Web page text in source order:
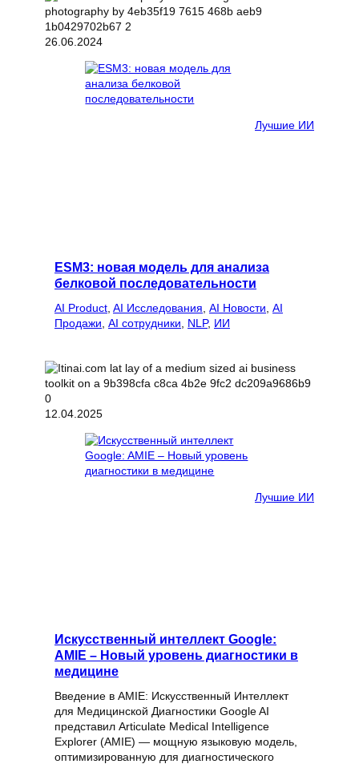
26.06.2024
Лучшие ИИ
ESM3: новая модель для анализа
белковой последовательности
AI Product AI Исследования AI Новости AI
Продажи AI сотрудники NLP, ИИ
12.04.2025
Лучшие ИИ
Искусственный интеллект Google:
AMIE – Новый уровень диагностики в
медицине
Введение в AMIE: Искусственный Интеллект
для Медицинской Диагностики Google AI
представил Articulate Medical Intelligence
Explorer (AMIE) — мощную языковую модель,
оптимизированную для диагностического